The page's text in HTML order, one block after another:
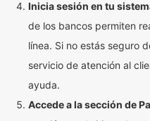
Inicia sesión en tu
de los bancos permiten
línea. Si no estás seguro
servicio de atención al
ayuda.
Accede a la sección de